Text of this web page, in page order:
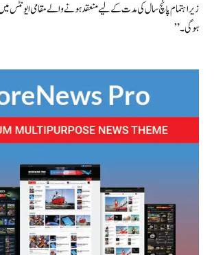
زیراہتمام پانچ سال کی مدت کے لیے منعقد ہونے والے مقامی
ہوگی۔”